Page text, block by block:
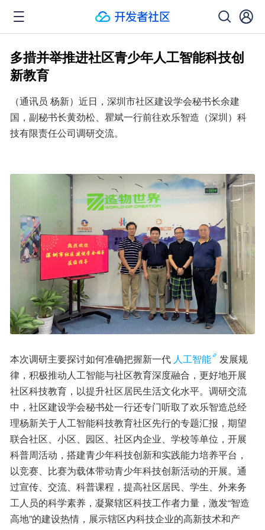
多措并举推进社区青少年人工智能科技创
新教育
（通讯员 杨新）近日，深圳市社区建设学会秘书长余建
国，副秘书长黄劲松、瞿斌一行前往欢乐智造（深圳）科
技有限责任公司调研交流。
本次调研主要探讨如何准确把握新一代 人工智能
发展规
律，积极推动人工智能与社区教育深度融合，更好地开展
社区科技教育，以提升社区居民生活文化水平。调研交流
中，社区建设学会秘书处一行还专门听取了欢乐智造总经
理杨新关于人工智能科技教育社区先行的专题汇报，期望
联合社区、小区、园区、社区内企业、学校等单位，开展
科普周活动，搭建青少年科技创新和实践能力培养平台，
以竞赛、比赛为载体带动青少年科技创新活动的开展。通
过宣传、交流、科普课程，提高社区居民、学生、外来务
工人员的科学素养，凝聚辖区科技工作者力量，激发“智造
高地”的建设热情，展示辖区内科技企业的高新技术和产